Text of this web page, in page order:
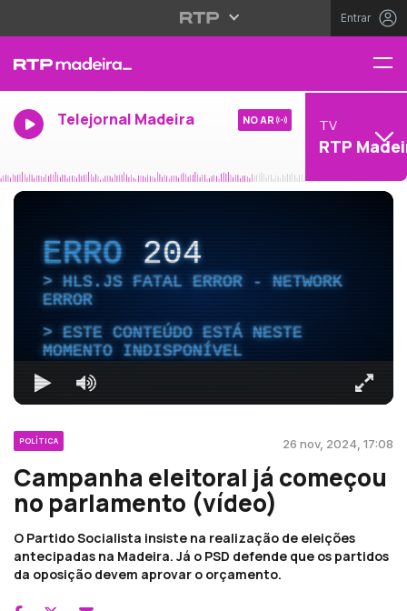
Entrar
Telejornal Madeira NO AR TV
RTP
ERRO204
HLS.JS FATAL ERROR - NETWORK
ERROR
ESTE CONTEÚDO ESTÁ NESTE
MOMENTO INDISPONÍVEL
POLÍTICA 26 nov, 2024, 17:08
Campanha eleitoral já começou
no parlamento (vídeo)
O Partido Socialista insiste na realização de eleições
antecipadas na Madeira. Já o PSD defende que os partidos
da oposição devem aprovar o orçamento.